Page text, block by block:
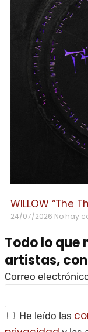
WILLOW “The
24/07/2026 No hay
Todo lo que
artistas,
Correo
He leído las